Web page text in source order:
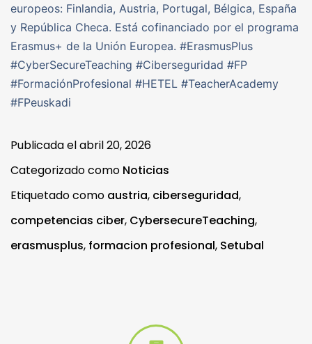
europeos: Finlandia, Austria, Portugal, Bélgica, España
y República Checa. Está cofinanciado por el programa
Erasmus+ de la Unión Europea. #ErasmusPlus
#CyberSecureTeaching #Ciberseguridad #FP
#FormaciónProfesional #HETEL #TeacherAcademy
#FPeuskadi
Publicada elabril 20, 2026
Categorizado como Noticias
Etiquetado como austria, ciberseguridad,
competencias ciber, CybersecureTeaching,
erasmusplus, formacion profesional, Setubal